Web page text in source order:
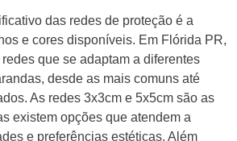
das redes de proteção é a
e cores disponíveis. Em Flórida PR,
que se adaptam a diferentes
desde as mais comuns até
As redes 3x3cm e 5x5cm são as
existem opções que atendem a
e preferências estéticas. Além